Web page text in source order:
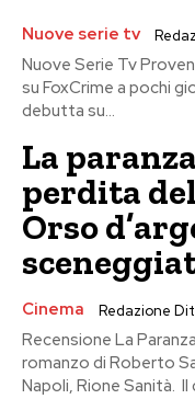
Nuove serie tv
Nuove Serie Tv
su FoxCrime a pochi
debutta su...
La
perdita
Orso
Cinema Redazione
Recensione La
romanzo di Roberto
Napoli, Rione Sanità. Il